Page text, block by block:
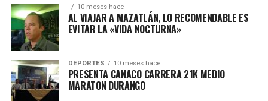
10 meses hace
AL VIAJAR A MAZATLÁN, LO RECOMENDABLE ES
EVITAR LA «VIDA NOCTURNA»
DEPORTES 10 meses hace
PRESENTA CANACO CARRERA 21K MEDIO
MARATON DURANGO